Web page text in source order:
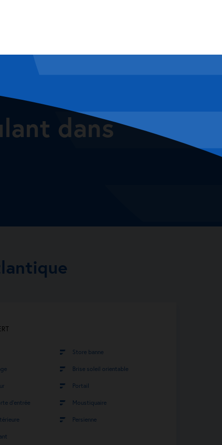
dans
Store banne
Brise soleil orientable
Portail
d’entrée Moustiquaire
Persienne